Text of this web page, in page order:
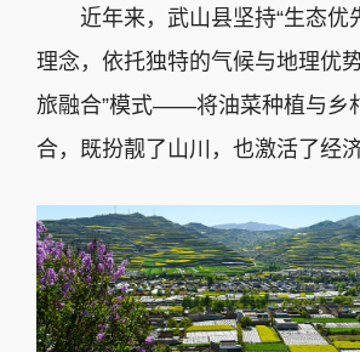
近年来，武山县坚持“生态优
理念，依托独特的气候与地理优
旅融合”模式——将油菜种植与乡
合，既扮靓了山川，也激活了经